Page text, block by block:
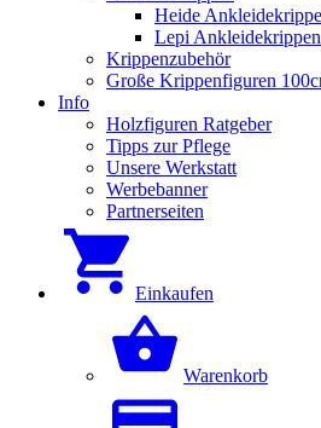
Heide
Lepi Ankleidekrippen
Krippenzubehör
Große Krippenfiguren
Info
Holzfiguren Ratgeber
Tipps zur Pflege
Unsere Werkstatt
Werbebanner
Partnerseiten
Einkaufen
Warenkorb